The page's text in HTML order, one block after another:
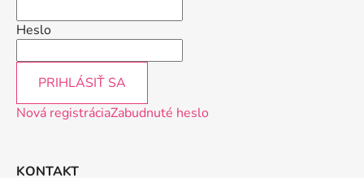
Heslo
PRIHLÁSIŤ SA
Nová registráciaZabudnuté heslo
KONTAKT